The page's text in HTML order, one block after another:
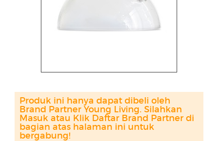
Produk ini hanya dapat dibeli oleh
Brand Partner Young Living. Silahkan
Masuk atau Klik Daftar Brand Partner di
bagian atas halaman ini untuk
bergabung!